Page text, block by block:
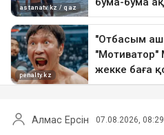
Алмас Ерсін 07.08.2026, 08:29